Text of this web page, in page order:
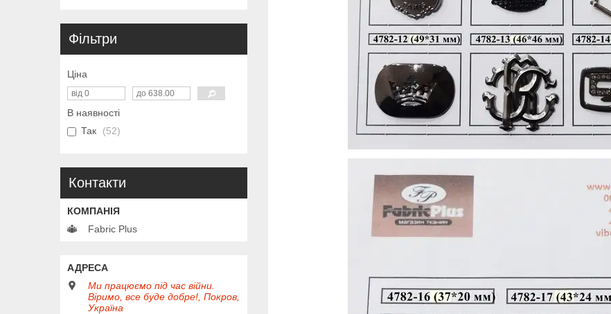
Фільтри
Ціна
В наявності
Так
52
Контакти
Fabric Plus
Ми працюємо під час війни.
Віримо, все буде добре!, Покров,
Україна